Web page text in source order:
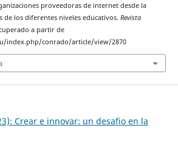
proveedoras de internet desde la
de los diferentes niveles educativos. Revista
a partir de
index.php/conrado/article/view/2870
Crear e innovar: un desafio en la